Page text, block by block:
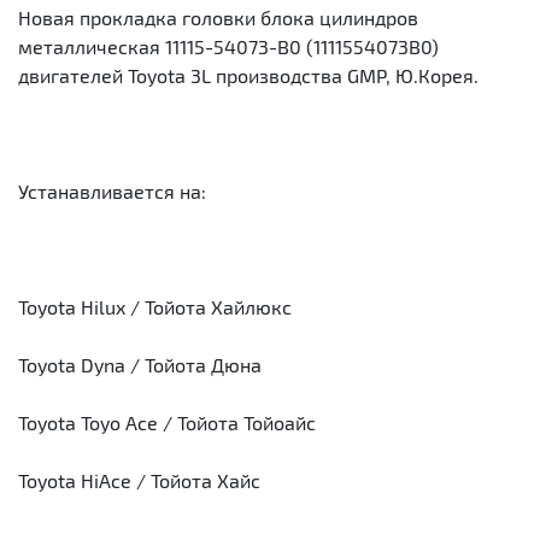
Новая прокладка головки блока цилиндров
металлическая 11115-54073-B0 (1111554073B0)
двигателей Toyota 3L производства GMP, Ю.Корея.
Устанавливается на:
Toyota Hilux / Тойота Хайлюкс
Toyota Dyna / Тойота Дюна
Toyota Toyo Ace / Тойота Тойоайс
Toyota HiAce / Тойота Хайс